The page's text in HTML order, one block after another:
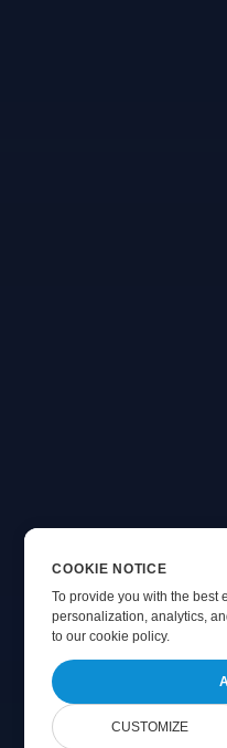
COOKIE NOTICE
To provide you with the best
personalization, analytics,
toour cookie policy.
CUSTOMIZE